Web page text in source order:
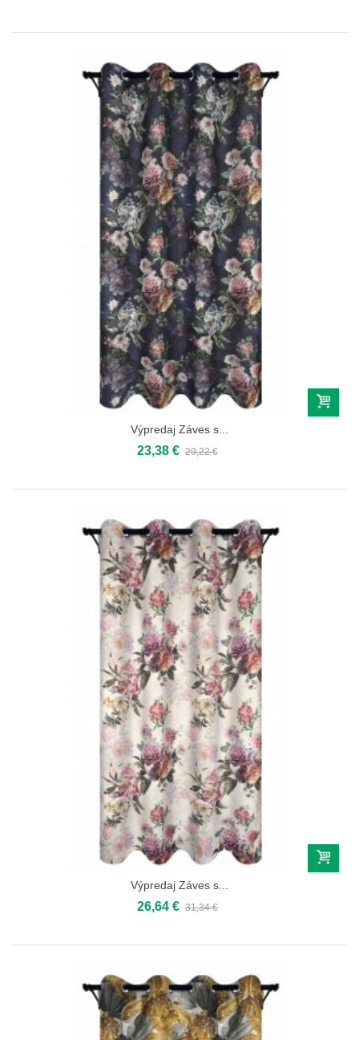
Výpredaj Záves s...
23,38 € 29,22 €
Výpredaj Záves s...
26,64 € 31,34 €